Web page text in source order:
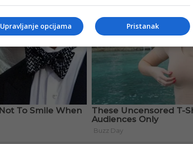
Pristanak
Upravljanje opcijama